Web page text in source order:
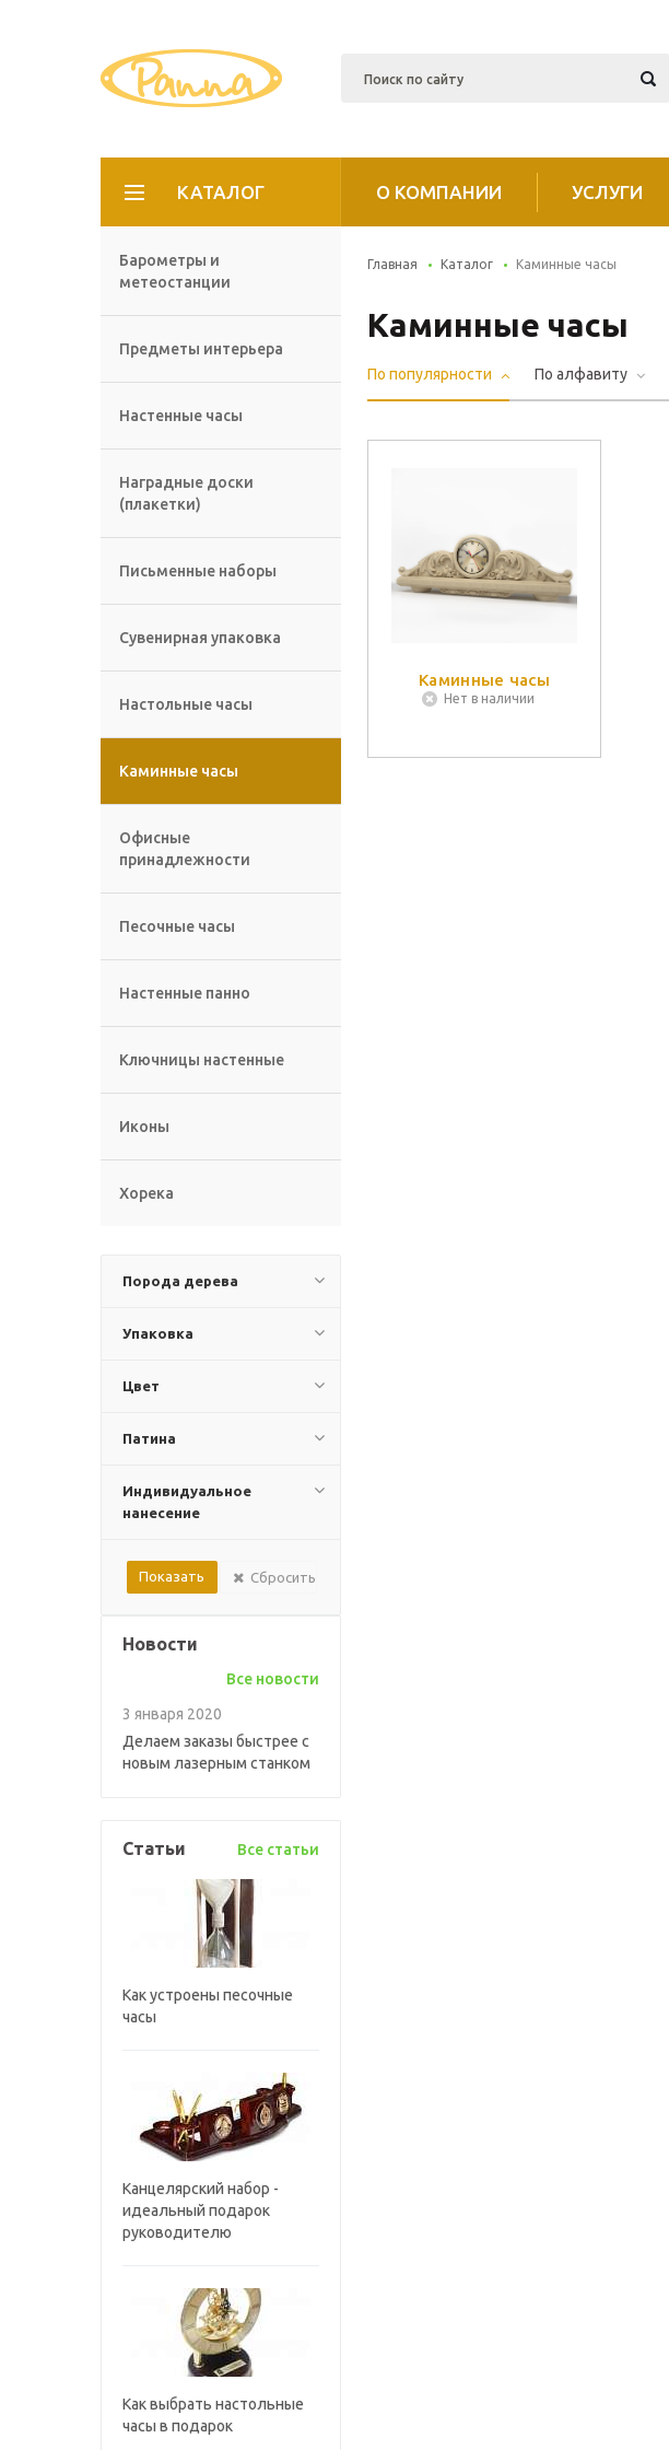
КАТАЛОГ О КОМПАНИИ УСЛУГИ
Барометры и
метеостанции
Предметы интерьера
Настенные часы
Наградные доски
(плакетки)
Письменные наборы
Сувенирная упаковка
Настольные часы
Каминные часы
Офисные
принадлежности
Песочные часы
Настенные панно
Ключницы настенные
Иконы
Хорека
Порода дерева
Упаковка
Цвет
Патина
Индивидуальное
нанесение
Сбросить
Новости
Все новости
3 января 2020
Делаем заказы быстрее с
новым лазерным станком
Статьи Все статьи
Как устроены песочные
часы
Канцелярский набор -
идеальный подарок
руководителю
Как выбрать настольные
часы в подарок
Главная Каталог Каминные часы
Каминные часы
По популярности По алфавиту
Каминные часы
Нет в наличии